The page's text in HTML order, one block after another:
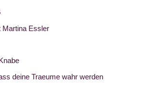
Martina Essler
deine Traeume wahr werden